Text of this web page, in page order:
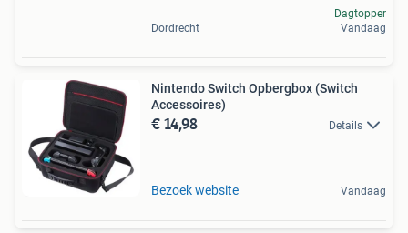
Dordrecht
Dagtopper
Vandaag
Nintendo Switch Opbergbox (Switch
Accessoires)
€ 14,98 Details
Bezoek website Vandaag